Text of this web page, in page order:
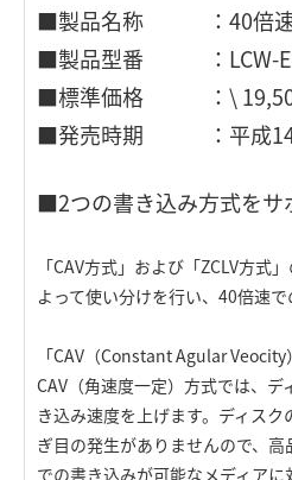
■製品名称 ：40倍速書
■製品型番 ：LCW-
■標準価格 ：\
■発売時期 ：平成14年
■2つの書き込み方式をサ
「CAV方式」および「ZCLV方
よって使い分けを行い、40倍速
「CAV（Constant Agular Veocity
CAV（角速度一定）方式では、
き込み速度を上げます。ディス
ぎ目の発生がありませんので、
での書き込みが可能なメディアに